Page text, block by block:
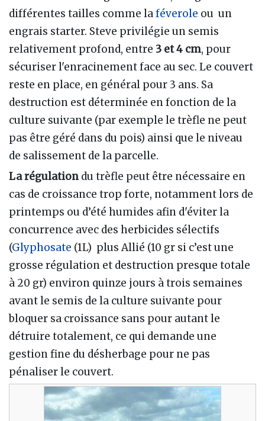
différentes tailles comme laféverole ou un
engrais starter. Steve privilégie un semis
relativement profond, entre 3 et 4 cm, pour
sécuriser l'enracinement face au sec. Le couvert
reste en place, en général pour 3 ans. Sa
destruction est déterminée en fonction de la
culture suivante (par exemple le trèfle ne peut
pas être géré dans du pois) ainsi que le niveau
de salissement de la parcelle.
La régulation du trèfle peut être nécessaire en
cas de croissance trop forte, notamment lors de
printemps ou d’été humides afin d'éviter la
concurrence avec des herbicides sélectifs
(Glyphosate (1L) plus Allié (10 gr si c’est une
grosse régulation et destruction presque totale
à 20 gr) environ quinze jours à trois semaines
avant le semis de la culture suivante pour
bloquer sa croissance sans pour autant le
détruire totalement, ce qui demande une
gestion fine du désherbage pour ne pas
pénaliser le couvert.